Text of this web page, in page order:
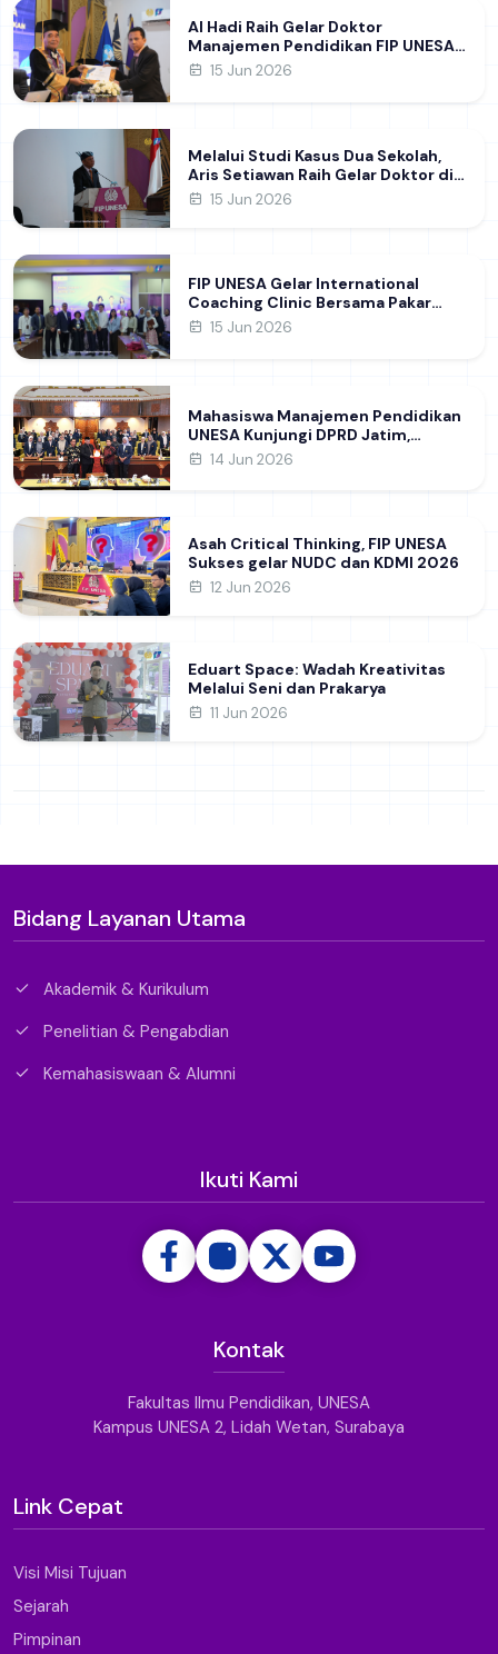
Al Hadi Raih Gelar Doktor
Manajemen Pendidikan FIP UNESA
melalui Riset Pembentukan
15 Jun 2026
Melalui Studi Kasus Dua Sekolah,
Aris Setiawan Raih Gelar Doktor di
FIP UNESA Usai Kupas Manajemen
15 Jun 2026
FIP UNESA Gelar International
Coaching Clinic Bersama Pakar
Khon Kaen University Thailand,
Ilmiah Internasional dukung SDG 4
15 Jun 2026
Mahasiswa Manajemen Pendidikan
UNESA Kunjungi DPRD Jatim,
Perdalam Pemahaman Kebijakan
14 Jun 2026
Asah Critical Thinking, FIP UNESA
Sukses gelar NUDC dan KDMI 2026
12 Jun 2026
Eduart Space: Wadah Kreativitas
Melalui Seni dan Prakarya
11 Jun 2026
Bidang Layanan Utama
Akademik & Kurikulum
Penelitian & Pengabdian
Kemahasiswaan & Alumni
Ikuti Kami
Kontak
Fakultas Ilmu Pendidikan, UNESA
Kampus UNESA 2, Lidah Wetan, Surabaya
Link Cepat
Visi Misi Tujuan
Sejarah
Pimpinan